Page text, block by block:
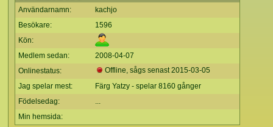
Användarnamn:
kachjo
Besökare:
1596
Kön:
Medlem sedan:
2008-04-07
Onlinestatus:
Offline, sågs senast2015-03-05
Jag spelar mest:
Färg Yatzy - spelar 8160 gånger
Födelsedag:
...
Min hemsida: